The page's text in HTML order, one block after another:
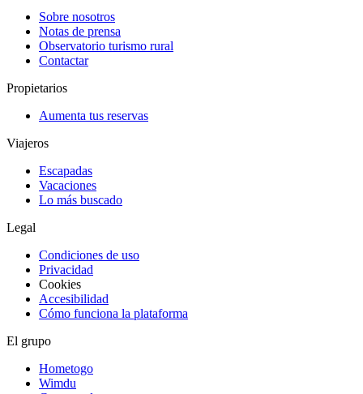
Sobre nosotros
Notas de prensa
Observatorio turismo rural
Contactar
Propietarios
Aumenta tus reservas
Viajeros
Escapadas
Vacaciones
Lo más buscado
Legal
Condiciones de uso
Privacidad
Cookies
Accesibilidad
Cómo funciona la plataforma
El grupo
Hometogo
Wimdu